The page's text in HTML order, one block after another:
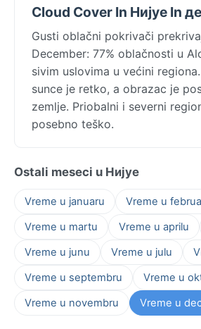
Cloud Cover In Нијуе In
Gusti oblačni pokrivači
December: 77% oblačnosti u
sivim uslovima u većini
sunce je retko, a obrazac je
zemlje. Priobalni i severni
posebno teško.
Ostali meseci u Нијуе
Vreme u januaru
Vreme u
Vreme u martu
Vreme u aprilu
Vreme u junu
Vreme u julu
Vreme u septembru
Vreme u
Vreme u novembru
Vreme u